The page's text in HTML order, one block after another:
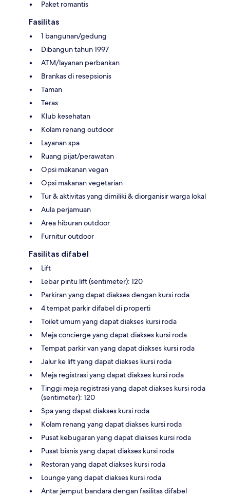
Paket romantis
Fasilitas
1 bangunan/gedung
Dibangun tahun 1997
ATM/layanan perbankan
Brankas di resepsionis
Taman
Teras
Klub kesehatan
Kolam renang outdoor
Layanan spa
Ruang pijat/perawatan
Opsi makanan vegan
Opsi makanan vegetarian
Tur & aktivitas yang dimiliki & diorganisir warga lokal
Aula perjamuan
Area hiburan outdoor
Furnitur outdoor
Fasilitas difabel
Lift
Lebar pintu lift (sentimeter): 120
Parkiran yang dapat diakses dengan kursi roda
4 tempat parkir difabel di properti
Toilet umum yang dapat diakses kursi roda
Meja concierge yang dapat diakses kursi roda
Tempat parkir van yang dapat diakses kursi roda
Jalur ke lift yang dapat diakses kursi roda
Meja registrasi yang dapat diakses kursi roda
Tinggi meja registrasi yang dapat diakses kursi roda
(sentimeter): 120
Spa yang dapat diakses kursi roda
Kolam renang yang dapat diakses kursi roda
Pusat kebugaran yang dapat diakses kursi roda
Pusat bisnis yang dapat diakses kursi roda
Restoran yang dapat diakses kursi roda
Lounge yang dapat diakses kursi roda
Antar jemput bandara dengan fasilitas difabel